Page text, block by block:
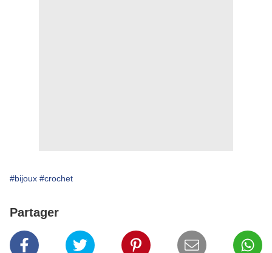
#bijoux #crochet
Partager